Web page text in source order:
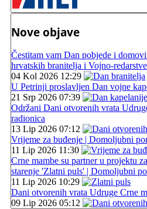
Nove objave
Čestitam vam Dan pobjede i
hrvatskih branitelja i Vojno-
04 Kol 2026 12:29
U Petrinji proslavljen Dan vojne
21 Srp 2026 07:39
Održani Dani otvorenih vrata
radionica
13 Lip 2026 07:12
Vrijeme za buđenje | Domoljubni
11 Lip 2026 11:30
Crne mambe su partner u projektu
starenje 'Zlatni puls' | Domoljubni
11 Lip 2026 10:29
Dani otvorenih vrata Udruge Crne
09 Lip 2026 05:12